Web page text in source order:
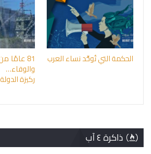
الحكمة التي تُوحِّد نساء العرب 81 عامًا
ركيزة
ذاكرة ٤ آب